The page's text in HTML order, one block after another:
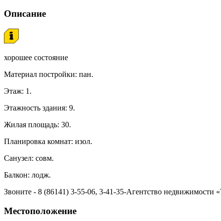
Описание
хорошее состояние
Материал постройки: пан.
Этаж: 1.
Этажность здания: 9.
Жилая площадь: 30.
Планировка комнат: изол.
Санузел: совм.
Балкон: лодж.
Звоните - 8 (86141) 3-55-06, 3-41-35-Агентство недвижимости
Местоположение